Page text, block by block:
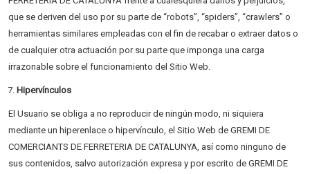
que se deriven del uso por su parte de “robots”, “spiders”, “crawlers” o
herramientas similares empleadas con el fin de recabar o extraer datos o
de cualquier otra actuación por su parte que imponga una carga
irrazonable sobre el funcionamiento del Sitio Web.
Hipervínculos
El Usuario se obliga a no reproducir de ningún modo, ni siquiera
mediante un hiperenlace o hipervínculo, el Sitio Web de GREMI DE
COMERCIANTS DE FERRETERIA DE CATALUNYA, así como ninguno de
sus contenidos, salvo autorización expresa y por escrito de GREMI DE